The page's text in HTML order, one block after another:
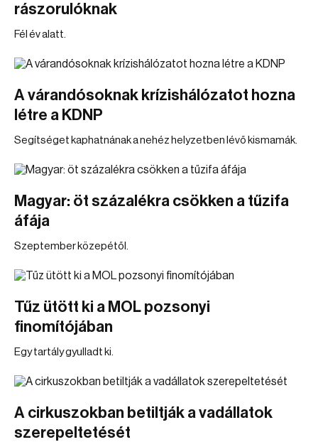
rászorulóknak
Fél év alatt.
A várandósoknak krízishálózatot hozna
létre a KDNP
Segítséget kaphatnának a nehéz helyzetben lévő kismamák.
Magyar: öt százalékra csökken a tűzifa
áfája
Szeptember közepétől.
Tűz ütött ki a MOL pozsonyi
finomítójában
Egy tartály gyulladt ki.
A cirkuszokban betiltják a vadállatok
szerepeltetését